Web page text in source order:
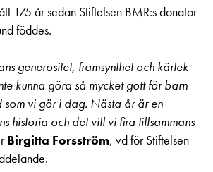
175 år sedan Stiftelsen BMR:s donator
föddes.
generositet, framsynthet och kärlek
kunna göra så mycket gott för barn
som vi gör i dag. Nästa år är en
historia och det vill vi fira tillsammans
Birgitta Forsström, vd för Stiftelsen
.